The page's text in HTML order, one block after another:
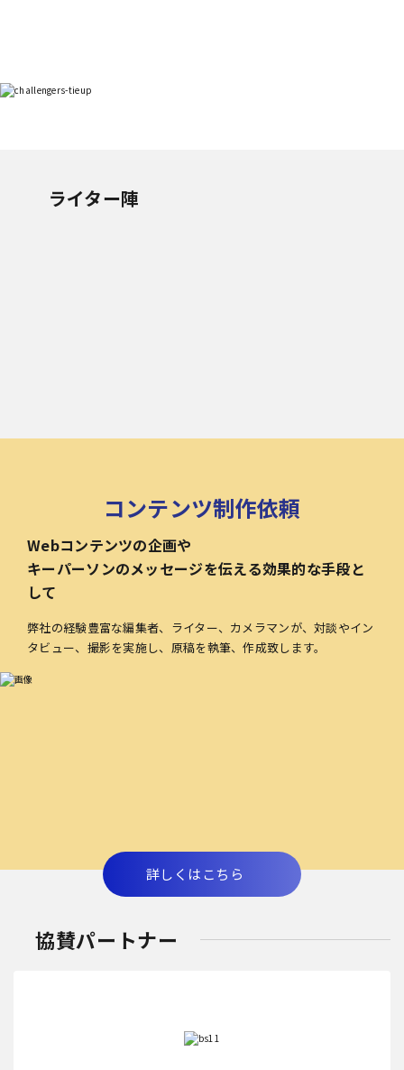
ライター陣
コンテンツ制作依頼
Webコンテンツの企画や
キーパーソンのメッセージを伝える効果的な手段と
して
弊社の経験豊富な編集者、ライター、カメラマンが、対談やイン
タビュー、撮影を実施し、原稿を執筆、作成致します。
詳しくはこちら
協賛パートナー